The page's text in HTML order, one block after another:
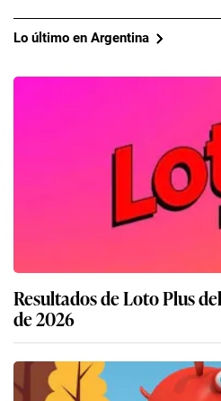
Lo último en Argentina
Resultados de Loto Plus
de 2026